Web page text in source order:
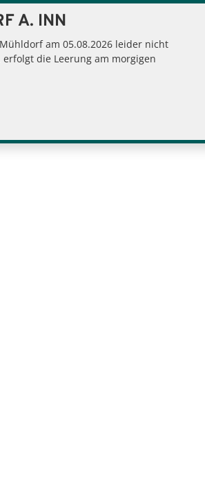
A. INN
am 05.08.2026 leider nicht
die Leerung am morgigen